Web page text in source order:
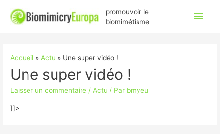
promouvoir le
biomimétisme
Accueil Actu Une super vidéo !
Une super vidéo !
Laisser un commentaire /Actu / Par bmyeu
]]>